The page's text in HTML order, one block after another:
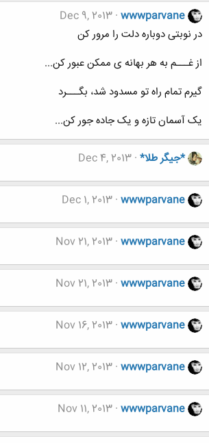
wwwparvane
Dec 9, 2013
در نوبتی دوباره دلت را مرور کن
از غـــم به هر بهانه ی ممکن عبور کن...
گیرم تمام راه تو مسدود شد، بگـــرد
یک آسمان تازه و یک جاده جور کن...
*جیگر طلا* Dec 4, 2013
wwwparvane
Dec 1, 2013
wwwparvane
Nov 21, 2013
wwwparvane
Nov 21, 2013
wwwparvane
Nov 16, 2013
wwwparvane
Nov 12, 2013
wwwparvane
Nov 11, 2013